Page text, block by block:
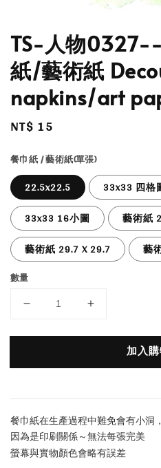
TS-人物
紙/藝術紙
napkins/art
Regular
NT$ 15
餐巾紙 / 藝術紙(單張)
22.5x22.5 33x33 四格
33x33 16小圖
藝術紙
藝術紙 29.7 X 29.7
藝
數量
加入
餐巾紙在生產過程中難免會有小洞
因為是印刷關係～無法每張完美
螢幕與實物顏色會略有誤差